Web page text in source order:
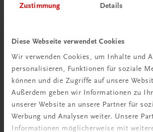
Zustimmung Details
Diese Webseite verwendet Cookies
Wir verwenden Cookies, um Inhalte und
personalisieren, Funktionen für soziale
können und die Zugriffe auf unsere
Außerdem geben wir Informationen zu
unserer Website an unsere Partner für
Werbung und Analysen weiter. Unsere
Informationen möglicherweise mit
Herzlich willkommen bei
Wir über uns